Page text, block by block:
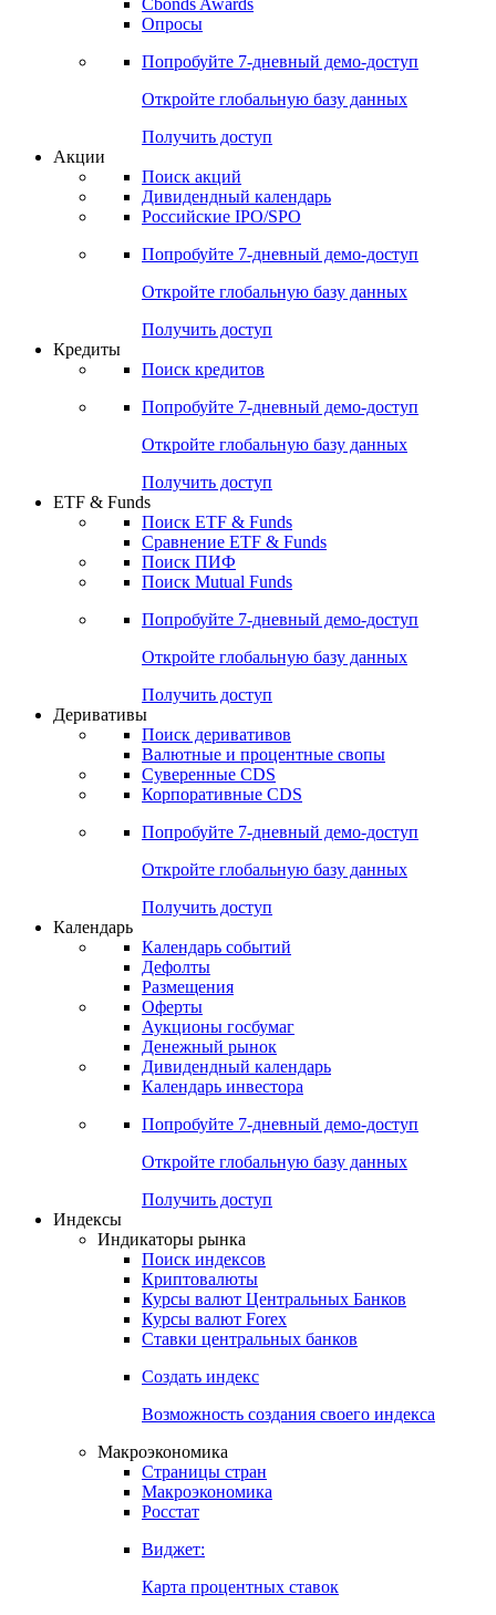
Опросы
Попробуйте 7-дневный демо-доступ
Откройте глобальную базу данных
Получить доступ
Акции
Поиск акций
Дивидендный календарь
Российские IPO/SPO
Попробуйте 7-дневный демо-доступ
Откройте глобальную базу данных
Получить доступ
Кредиты
Поиск кредитов
Попробуйте 7-дневный демо-доступ
Откройте глобальную базу данных
Получить доступ
ETF & Funds
Поиск ETF & Funds
Сравнение ETF & Funds
Поиск ПИФ
Поиск Mutual Funds
Попробуйте 7-дневный демо-доступ
Откройте глобальную базу данных
Получить доступ
Деривативы
Поиск деривативов
Валютные и процентные свопы
Суверенные CDS
Корпоративные CDS
Попробуйте 7-дневный демо-доступ
Откройте глобальную базу данных
Получить доступ
Календарь
Календарь событий
Дефолты
Размещения
Оферты
Аукционы госбумаг
Денежный рынок
Дивидендный календарь
Календарь инвестора
Попробуйте 7-дневный демо-доступ
Откройте глобальную базу данных
Получить доступ
Индексы
Индикаторы рынка
Поиск индексов
Криптовалюты
Курсы валют Центральных Банков
Курсы валют Forex
Ставки центральных банков
Создать индекс
Возможность создания своего индекса
Макроэкономика
Страницы стран
Макроэкономика
Росстат
Виджет:
Карта процентных ставок